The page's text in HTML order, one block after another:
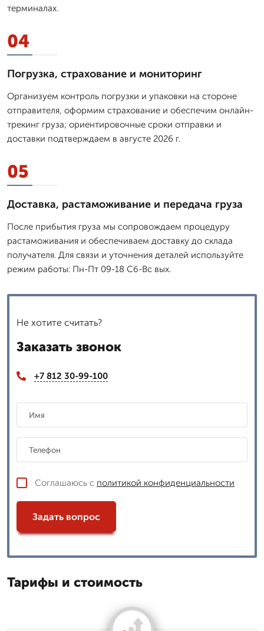
терминалах.
04
Погрузка, страхование и мониторинг
Организуем контроль погрузки и упаковки на стороне
отправителя, оформим страхование и обеспечим онлайн-
трекинг груза; ориентировочные сроки отправки и
доставки подтверждаем в августе 2026 г.
05
Доставка, растаможивание и передача груза
После прибытия груза мы сопровождаем процедуру
растаможивания и обеспечиваем доставку до склада
получателя. Для связи и уточнения деталей используйте
режим работы: Пн-Пт 09-18 Сб-Вс вых.
Не хотите считать?
Заказать звонок
+7 812 30-99-100
Соглашаюсь с политикой конфиденциальности
Задать вопрос
Тарифы и стоимость